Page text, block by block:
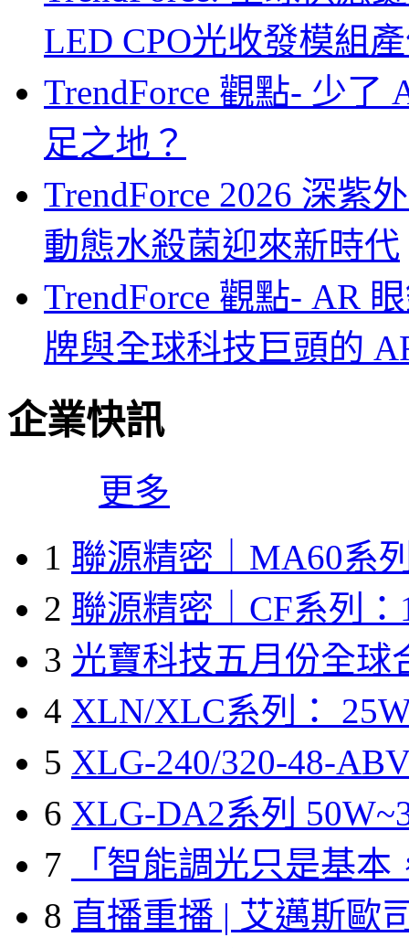
LED CPO光收發模組
TrendForce 觀點- 少
足之地？
TrendForce 2026 深紫
動態水殺菌迎來新時代
TrendForce 觀點- AR
牌與全球科技巨頭的
企業快訊
更多
1 聯源精密｜MA60系
2 聯源精密｜CF系列：
3 光寶科技五月份全球
4 XLN/XLC系列：
5 XLG-240/320-48-
6 XLG-DA2系列
7
「智能調光只是基本
8 直播重播 | 艾邁斯歐